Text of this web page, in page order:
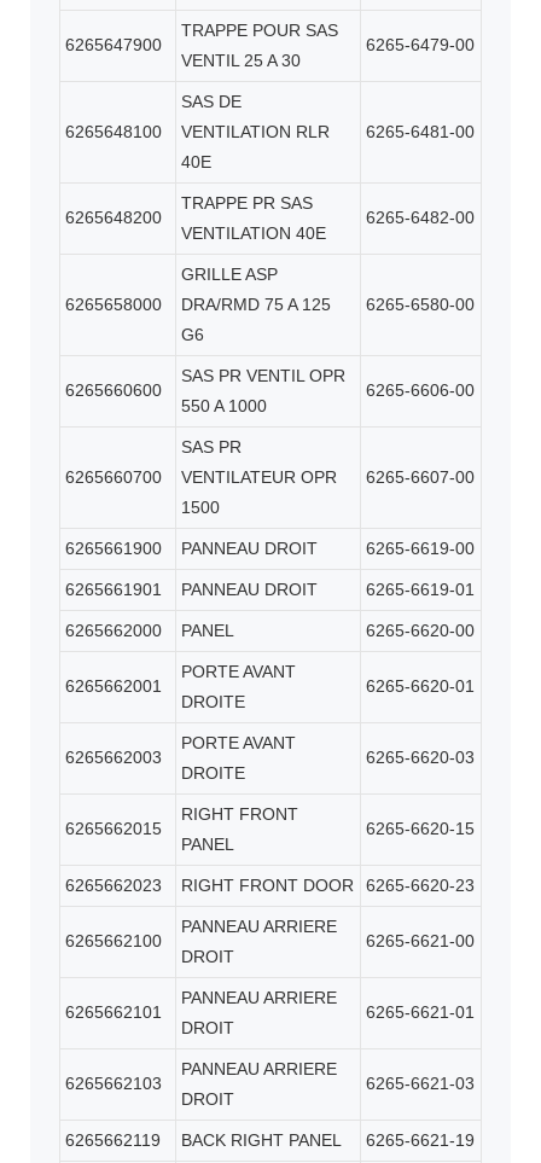
6265647900
TRAPPE POUR SAS
VENTIL 25 A 30
6265-6479-00
6265648100
SAS DE
VENTILATION RLR
40E
6265-6481-00
6265648200
TRAPPE PR SAS
VENTILATION 40E
6265-6482-00
6265658000
GRILLE ASP
DRA/RMD 75 A 125
G6
6265-6580-00
6265660600
SAS PR VENTIL OPR
550 A 1000
6265-6606-00
6265660700
SAS PR
VENTILATEUR OPR
1500
6265-6607-00
6265661900 PANNEAU DROIT 6265-6619-00
6265661901 PANNEAU DROIT 6265-6619-01
6265662000 PANEL 6265-6620-00
6265662001
PORTE AVANT
DROITE
6265-6620-01
6265662003
PORTE AVANT
DROITE
6265-6620-03
6265662015
RIGHT FRONT
PANEL
6265-6620-15
6265662023 RIGHT FRONT DOOR 6265-6620-23
6265662100
PANNEAU ARRIERE
DROIT
6265-6621-00
6265662101
PANNEAU ARRIERE
DROIT
6265-6621-01
6265662103
PANNEAU ARRIERE
DROIT
6265-6621-03
6265662119 BACK RIGHT PANEL 6265-6621-19